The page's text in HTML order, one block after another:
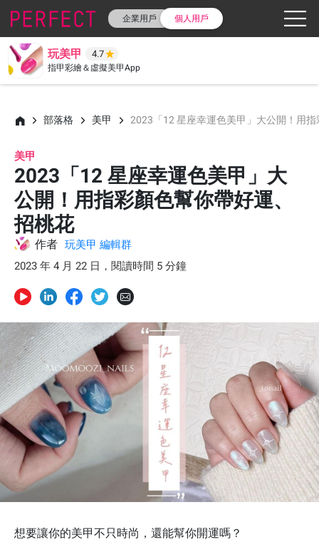
企業用戶 個人用戶
玩美甲 4.7
指甲彩繪＆虛擬美甲App
部落格 美甲 2023「12 星座幸運色美甲」大公開！用
美甲
2023「12 星座幸運色美甲」大
公開！用指彩顏色幫你帶好運、
招桃花
作者 玩美甲 編輯群
2023 年 4 月 22 日，閱讀時間 5 分鐘
想要讓你的美甲不只時尚，還能幫你開運嗎？